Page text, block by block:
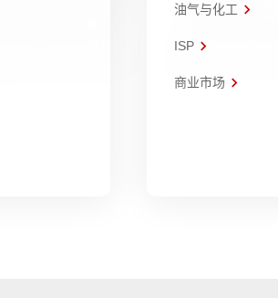
油气与化工
ISP
商业市场